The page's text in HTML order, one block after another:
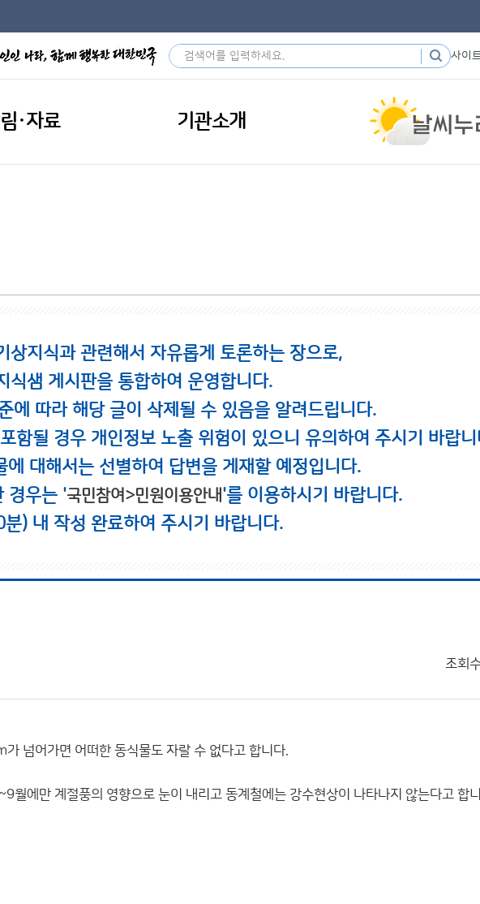
사이
·자료 기관소개
상지식과 관련해서 자유롭게 토론하는 장으로,
식샘 게시판을 통합하여 운영합니다.
에 따라 해당 글이 삭제될 수 있음을 알려드립니다.
함될 경우 개인정보 노출 위험이 있으니 유의하여 주시기 바랍니
대해서는 선별하여 답변을 게재할 예정입니다.
경우는 '국민참여>민원이용안내'를 이용하시기 바랍니다.
) 내 작성 완료하여 주시기 바랍니다.
조회
넘어가면 어떠한 동식물도 자랄 수 없다고 합니다.
에만 계절풍의 영향으로 눈이 내리고 동계철에는 강수현상이 나타나지 않는다고 합